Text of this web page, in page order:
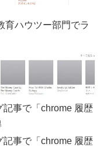
育ハウツー部門でラ
記事で「chrome 履歴
記事で「chrome 履歴